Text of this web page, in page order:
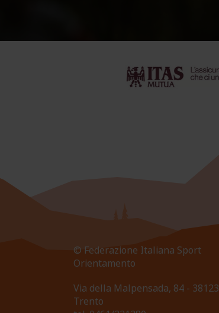
© Federazione Italiana Sport
Orientamento
Via della Malpensada, 84 - 38123
Trento